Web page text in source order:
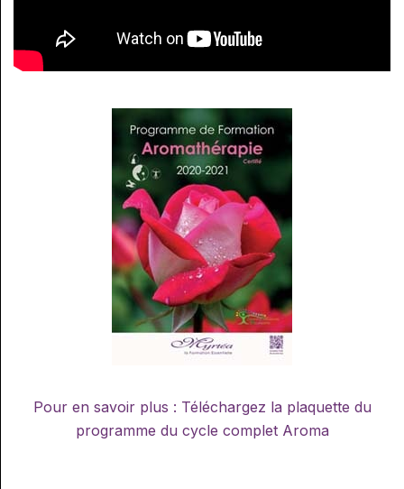
Pour en savoir plus : Téléchargez la plaquette du
programme du cycle complet Aroma